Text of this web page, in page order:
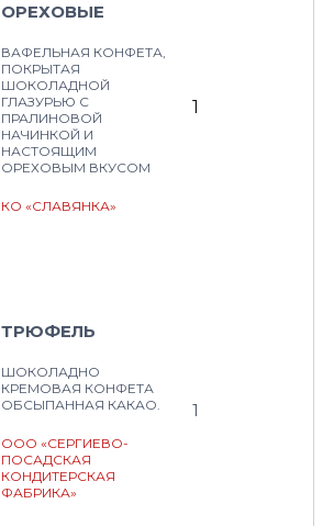
ОРЕХОВЫЕ
ВАФЕЛЬНАЯ КОНФЕТА,
ПОКРЫТАЯ
ШОКОЛАДНОЙ
ГЛАЗУРЬЮ С
ПРАЛИНОВОЙ
НАЧИНКОЙ И
НАСТОЯЩИМ
ОРЕХОВЫМ ВКУСОМ
КО «СЛАВЯНКА»
1
ТРЮФЕЛЬ
ШОКОЛАДНО
КРЕМОВАЯ КОНФЕТА
ОБСЫПАННАЯ КАКАО.
ООО «СЕРГИЕВО-
ПОСАДСКАЯ
КОНДИТЕРСКАЯ
ФАБРИКА»
1